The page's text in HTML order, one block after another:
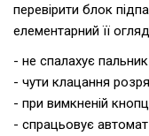
перевірити блок
елементарний її
- не спалахує пальник
- чути клацання
- при вимкненій
- спрацьовує